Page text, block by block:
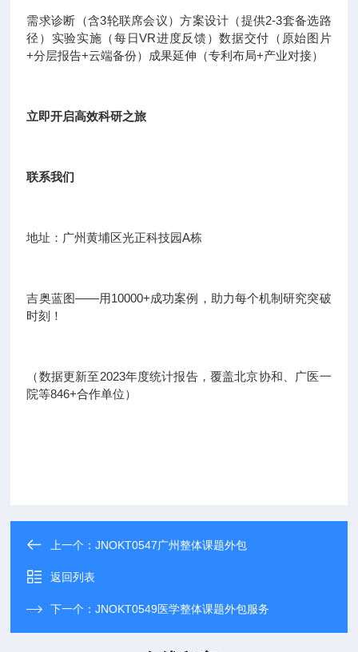
需求诊断（含3轮联席会议）方案设计（提供2-3套备选路
径）实验实施（每日VR进度反馈）数据交付（原始图片
+分层报告+云端备份）成果延伸（专利布局+产业对接）
立即开启高效科研之旅
联系我们
地址：广州黄埔区光正科技园A栋
吉奥蓝图——用10000+成功案例，助力每个机制研究突破
时刻！
（数据更新至2023年度统计报告，覆盖北京协和、广医一
院等846+合作单位）
上一个：JNOKT0547广州整体课题外包
返回列表
下一个：JNOKT0549医学整体课题外包服务